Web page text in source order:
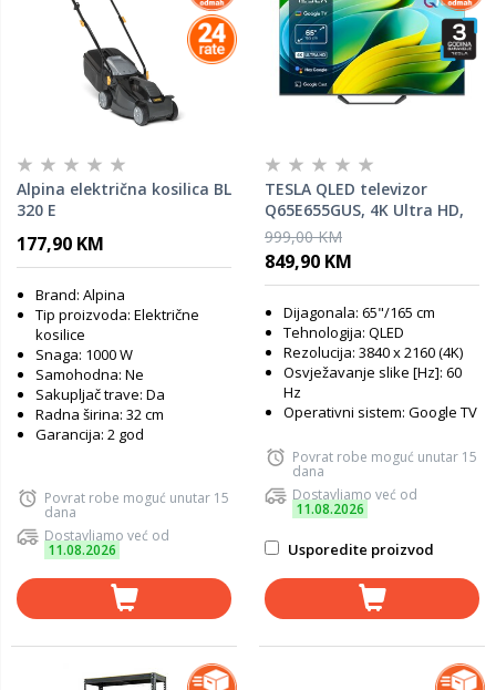
Alpina električna kosilica BL
320 E
177,90 KM
Brand: Alpina
Tip proizvoda: Električne
kosilice
Snaga: 1000 W
Samohodna: Ne
Sakupljač trave: Da
Radna širina: 32 cm
Garancija: 2 god
Povrat robe moguć unutar 15
dana
Dostavljamo već od
11.08.2026
TESLA QLED televizor
Q65E655GUS, 4K Ultra HD,
Google TV, HDR, HLG, Dolby
Vision, tamno siva
999,00 KM
849,90 KM
Dijagonala: 65"/165 cm
Tehnologija: QLED
Rezolucija: 3840 x 2160 (4K)
Osvježavanje slike [Hz]: 60
Hz
Operativni sistem: Google TV
Povrat robe moguć unutar 15
dana
Dostavljamo već od
11.08.2026
Usporedite proizvod